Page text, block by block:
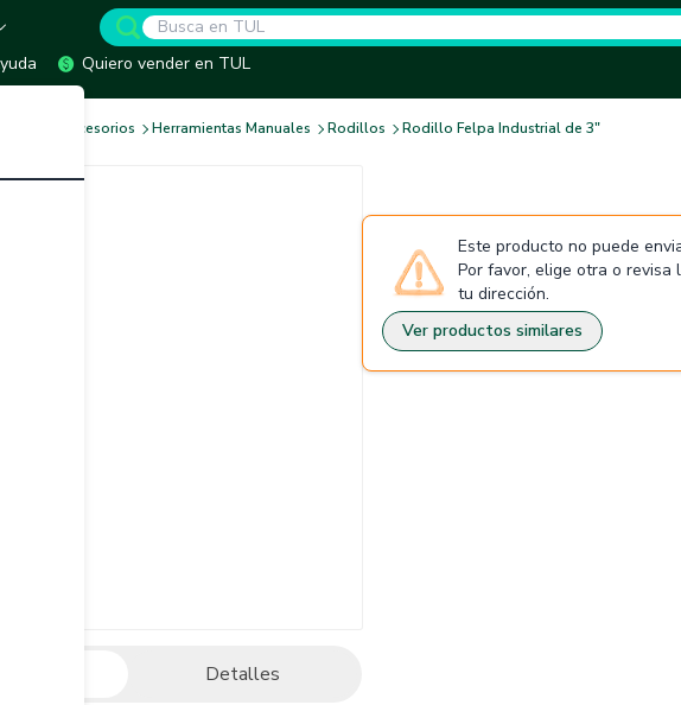
Quiero vender en TUL
y Accesorios Herramientas Manuales Rodillos Rodillo Felpa Industrial de 3"
Detalles
Este producto no puede
Por favor, elige otra o revisa
tu dirección.
Ver productos similares